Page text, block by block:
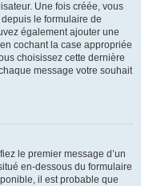
Une fois créée, vous
le formulaire de
également ajouter une
cochant la case appropriée
choisissez cette dernière
message votre souhait
le premier message d’un
en-dessous du formulaire
il est probable que